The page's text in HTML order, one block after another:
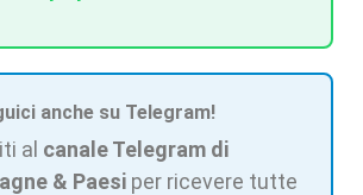
anche su Telegram!
al canale Telegram di
& Paesi per ricevere tutte